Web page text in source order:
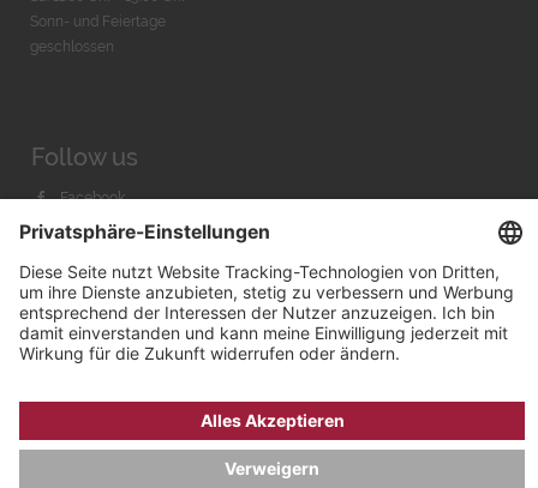
Sonn- und Feiertage
geschlossen
Follow us
Facebook
Instagram
Youtube
Bachmann & Scher GmbH / Watchandco GmbH